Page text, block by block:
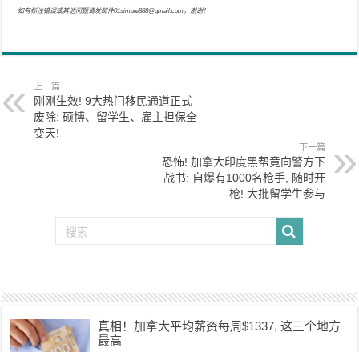
如有标注错误或其他问题请发邮件01simple888@gmail.com，谢谢！
上一篇
刚刚生效! 9大热门移民通道正式
废除: 硕博、留学生、雇主担保全
变天!
下一篇
恐怖! 加拿大印度黑帮竟向警方下
战书: 自爆有1000名枪手, 随时开
枪! 大批留学生参与
真相！加拿大平均薪资每周$1337, 这三个地方
最高